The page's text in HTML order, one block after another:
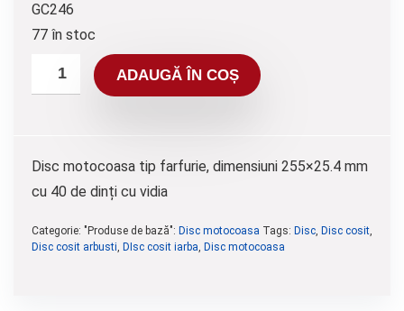
GC246
77 în stoc
ADAUGĂ ÎN COȘ
Disc motocoasa tip farfurie, dimensiuni 255×25.4 mm
cu 40 de dinți cu vidia
Categorie: "Produse de bază": Disc motocoasa Tags: Disc Disc cosit
Disc cosit arbusti DIsc cosit iarba Disc motocoasa